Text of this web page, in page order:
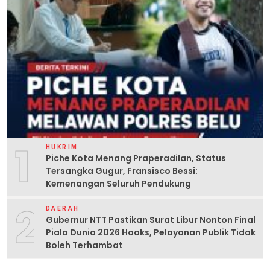
1 HUKRIM
Piche Kota Menang Praperadilan, Status
Tersangka Gugur, Fransisco Bessi:
Kemenangan Seluruh Pendukung
2 DAERAH
Gubernur NTT Pastikan Surat Libur Nonton Final
Piala Dunia 2026 Hoaks, Pelayanan Publik Tidak
Boleh Terhambat